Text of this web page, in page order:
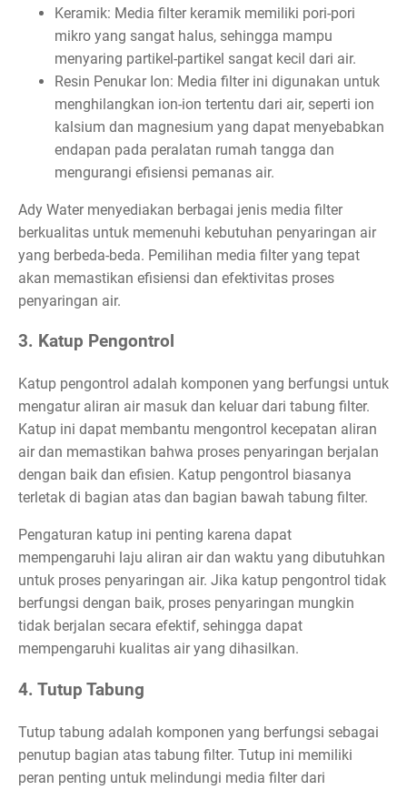
Keramik: Media filter keramik memiliki pori-pori
mikro yang sangat halus, sehingga mampu
menyaring partikel-partikel sangat kecil dari air.
Resin Penukar Ion: Media filter ini digunakan untuk
menghilangkan ion-ion tertentu dari air, seperti ion
kalsium dan magnesium yang dapat menyebabkan
endapan pada peralatan rumah tangga dan
mengurangi efisiensi pemanas air.
Ady Water menyediakan berbagai jenis media filter
berkualitas untuk memenuhi kebutuhan penyaringan air
yang berbeda-beda. Pemilihan media filter yang tepat
akan memastikan efisiensi dan efektivitas proses
penyaringan air.
3. Katup Pengontrol
Katup pengontrol adalah komponen yang berfungsi untuk
mengatur aliran air masuk dan keluar dari tabung filter.
Katup ini dapat membantu mengontrol kecepatan aliran
air dan memastikan bahwa proses penyaringan berjalan
dengan baik dan efisien. Katup pengontrol biasanya
terletak di bagian atas dan bagian bawah tabung filter.
Pengaturan katup ini penting karena dapat
mempengaruhi laju aliran air dan waktu yang dibutuhkan
untuk proses penyaringan air. Jika katup pengontrol tidak
berfungsi dengan baik, proses penyaringan mungkin
tidak berjalan secara efektif, sehingga dapat
mempengaruhi kualitas air yang dihasilkan.
4. Tutup Tabung
Tutup tabung adalah komponen yang berfungsi sebagai
penutup bagian atas tabung filter. Tutup ini memiliki
peran penting untuk melindungi media filter dari